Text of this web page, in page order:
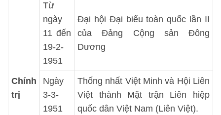
Chính
trị
Từ
ngày
11 đến
19-2-
1951
Đại hội Đại biểu toàn quốc lần II
của Đảng Cộng sản Đông
Dương
Ngày
3-3-
1951
Thống nhất Việt Minh và Hội Liên
Việt thành Mặt trận Liên hiệp
quốc dân Việt Nam (Liên Việt).